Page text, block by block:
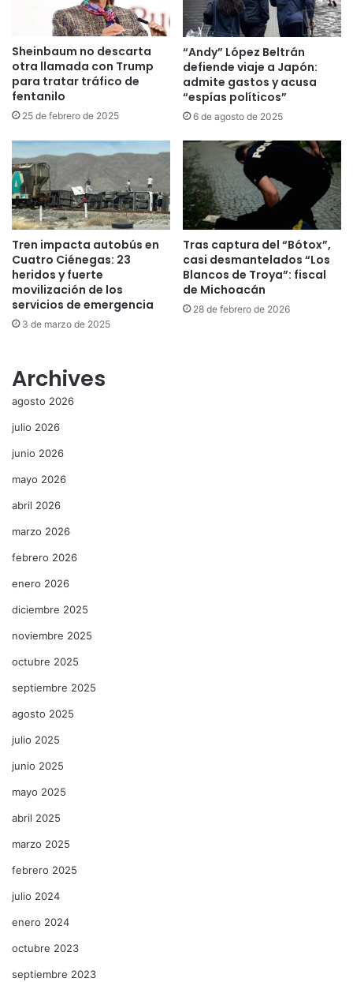
Sheinbaum no descarta
otra llamada con Trump
para tratar tráfico de
fentanilo
25 de febrero de 2025
“Andy” López Beltrán
defiende viaje a Japón:
admite gastos y acusa
“espías políticos”
6 de agosto de 2025
Tren impacta autobús en
Cuatro Ciénegas: 23
heridos y fuerte
movilización de los
servicios de emergencia
3 de marzo de 2025
Tras captura del “Bótox”,
casi desmantelados “Los
Blancos de Troya”: fiscal
de Michoacán
28 de febrero de 2026
Archives
agosto 2026
julio 2026
junio 2026
mayo 2026
abril 2026
marzo 2026
febrero 2026
enero 2026
diciembre 2025
noviembre 2025
octubre 2025
septiembre 2025
agosto 2025
julio 2025
junio 2025
mayo 2025
abril 2025
marzo 2025
febrero 2025
julio 2024
enero 2024
octubre 2023
septiembre 2023